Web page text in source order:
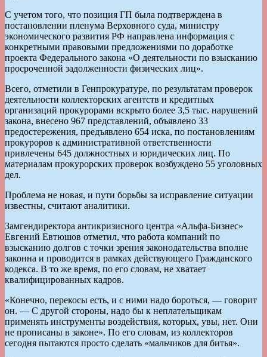
С учетом того, что позиция ГП была подтверждена в
постановлении пленума Верховного суда, министру
экономического развития РФ направлена информация с
конкретными правовыми предложениями по доработке
проекта Федерального закона «О деятельности по взысканию
просроченной задолженности физических лиц».
Всего, отметили в Генпрокуратуре, по результатам проверок
деятельности коллекторских агентств и кредитных
организаций прокурорами вскрыто более 3,5 тыс. нарушений
закона, внесено 967 представлений, объявлено 33
предостережения, предъявлено 654 иска, по постановлениям
прокуроров к административной ответственности
привлечены 645 должностных и юридических лиц. По
материалам прокурорских проверок возбуждено 55 уголовных
дел.
Проблема не новая, и пути борьбы за исправление ситуации
известны, считают аналитики.
Замгендиректора антикризисного центра «Альфа-Бизнес»
Евгений Евтюшов отметил, что работа компаний по
взысканию долгов с точки зрения законодательства вполне
законна и проводится в рамках действующего Гражданского
кодекса. В то же время, по его словам, не хватает
квалифицированных кадров.
«Конечно, перекосы есть, и с ними надо бороться, — говорит
он. — С другой стороны, надо бы к неплательщикам
применять инструменты воздействия, которых, увы, нет. Они
не прописаны в законе». По его словам, из коллекторов
сегодня пытаются просто сделать «мальчиков для битья».